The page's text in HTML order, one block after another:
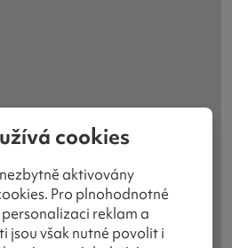
cookies
aktivovány
Pro plnohodnotné
reklam a
jsou však nutné povolit i